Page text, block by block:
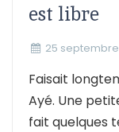
est libre
25
Faisait
Ayé. Une
fait quelques